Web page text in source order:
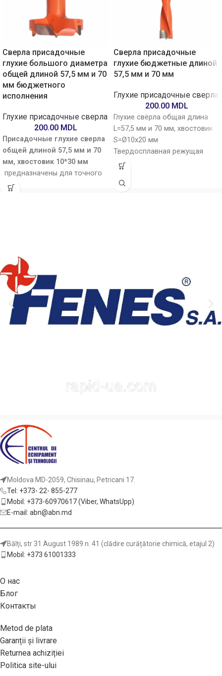
Сверла присадочные
глухие большого диаметра
общей длиной 57,5 мм и 70
мм бюджетного
исполнения
Глухие присадочные сверла
200.00 MDL
Присадочные глухие сверла
общей длиной 57,5 мм и 70
мм, хвостовик 10*30 мм
предназначены для точного
сверления несквозных
кромками обеспечивают
чистое отверстие и
стабильную работу на
сверлильно-присадочных
станках.
Сверла присадочные
глухие бюджетные длиной
57,5 мм и 70 мм
Глухие присадочные сверла
200.00 MDL
Глухие свёрла общая длина
L=57,5 мм и 70 мм, хвостовик
S=Ø10x20 мм
Твердосплавная режущая
часть
твёрдых пород дерева,
Moldova MD-2059, Chisinau, Petricani 17.
Tel: +373- 22- 855-277
Mobil: +373-60970617 (Viber, WhatsUpp)
E-mail: abn@abn.md
Bălți, str 31 August 1989 n. 41 (clădire curățătorie chimică, etajul 2)
Mobil: +373 61001333
О нас
Блог
Контакты
Metod de plata
Garanții și livrare
Returnea achiziției
Politica site-ului